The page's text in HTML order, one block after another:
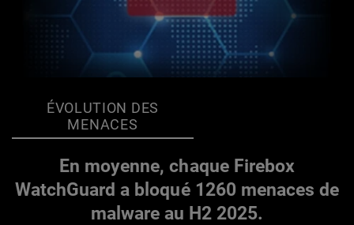
ÉVOLUTION DES
MENACES
En moyenne, chaque Firebox
WatchGuard a bloqué 1260 menaces de
malware au H2 2025.